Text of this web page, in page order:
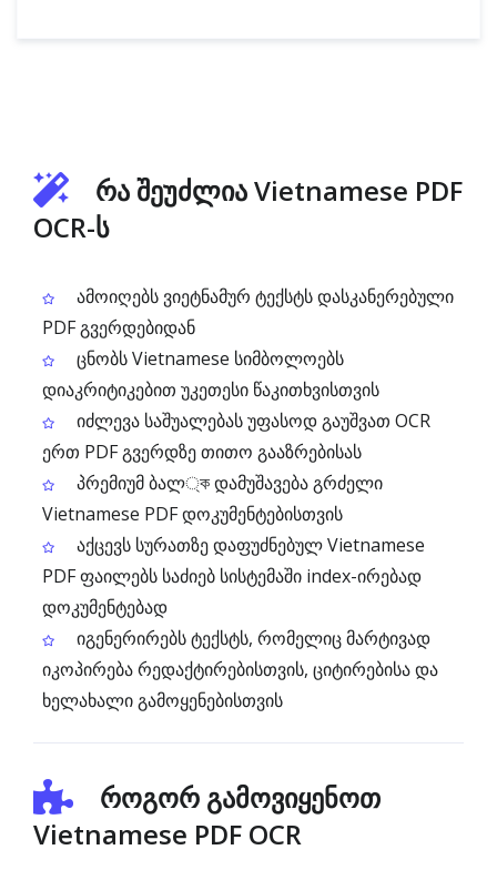
რა შეუძლია Vietnamese PDF
OCR-ს
ამოიღებს ვიეტნამურ ტექსტს დასკანერებული
PDF გვერდებიდან
ცნობს Vietnamese სიმბოლოებს
დიაკრიტიკებით უკეთესი წაკითხვისთვის
იძლევა საშუალებას უფასოდ გაუშვათ OCR
ერთ PDF გვერდზე თითო გააზრებისას
პრემიუმ ბალ্ক დამუშავება გრძელი
Vietnamese PDF დოკუმენტებისთვის
აქცევს სურათზე დაფუძნებულ Vietnamese
PDF ფაილებს საძიებ სისტემაში index-ირებად
დოკუმენტებად
იგენერირებს ტექსტს, რომელიც მარტივად
იკოპირება რედაქტირებისთვის, ციტირებისა და
ხელახალი გამოყენებისთვის
როგორ გამოვიყენოთ
Vietnamese PDF OCR